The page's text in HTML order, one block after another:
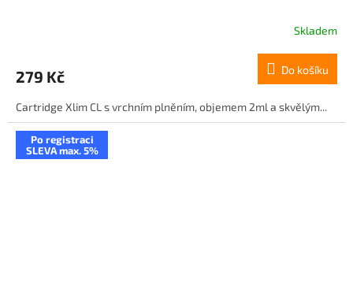
Skladem
279 Kč Do košíku
Cartridge Xlim CL s vrchním plněním, objemem 2ml a skvělým...
Po registraci
SLEVA max. 5%